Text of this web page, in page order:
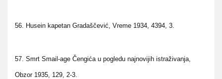
56. Husein kapetan Gradaščević, Vreme 1934, 4394, 3.
57. Smrt Smail-age Čengića u pogledu najnovijih istraživanja,
Obzor 1935, 129, 2-3.